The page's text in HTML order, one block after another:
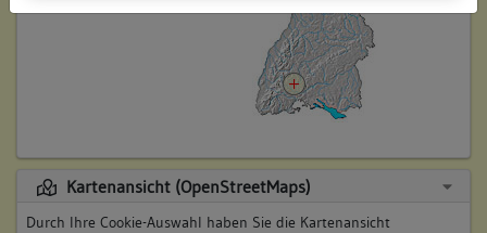
Kartenansicht (OpenStreetMaps)
Durch Ihre Cookie-Auswahl haben Sie die Kartenansicht